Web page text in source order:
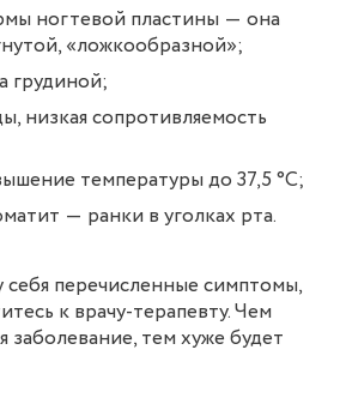
ногтевой пластины ― она
«ложкообразной»;
грудиной;
низкая сопротивляемость
температуры до 37,5 °C;
― ранки в уголках рта.
себя перечисленные симптомы,
к врачу-терапевту. Чем
заболевание, тем хуже будет